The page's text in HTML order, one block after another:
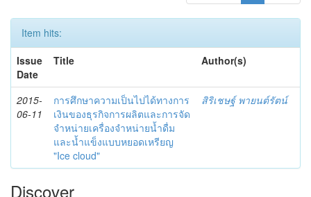
Item hits:
Issue
Date
Title Author(s)
2015-
06-11
การศึกษาความเป็นไปได้ทางการ
เงินของธุรกิจการผลิตและการจัด
จำหน่ายเครื่องจำหน่ายน้ำดื่ม
และน้ำแข็งแบบหยอดเหรียญ
"Ice cloud"
สิริเชษฐ์ พายนต์รัตน์
Discover